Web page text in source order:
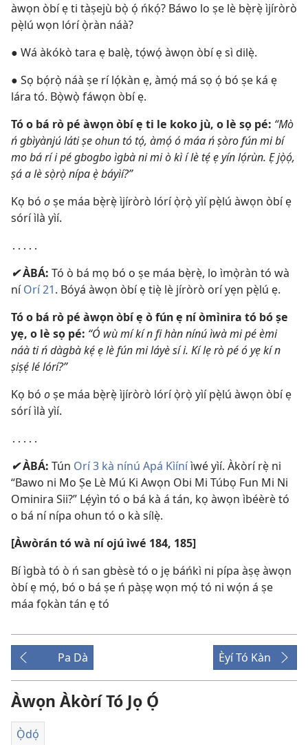
àwọn òbí ẹ ti tàṣejù bọ̀ ọ́ ńkọ́? Báwo lo ṣe lè bẹ̀rẹ̀ ìjíròrò
pẹ̀lú wọn lórí ọ̀ràn náà?
● Wá àkókò tara ẹ balẹ̀, tọ́wọ́ àwọn òbí ẹ sì dilẹ̀.
● Sọ bọ́rọ̀ náà ṣe rí lọ́kàn ẹ, àmọ́ má sọ ọ́ bó ṣe ká ẹ
lára tó. Bọ̀wọ̀ fáwọn òbí ẹ.
Tó o bá rò pé àwọn òbí ẹ ti le koko jù, o lè sọ pé: “Mò
ń gbìyànjú láti ṣe ohun tó tọ́, àmọ́ ó máa ń ṣòro fún mi bí
mo bá rí i pé gbogbo ìgbà ni mi ò kì í lè tẹ́ ẹ yín lọ́rùn. Ẹ jọ̀ọ́,
ṣá a lè sọ̀rọ̀ nípa ẹ̀ báyìí?”
Kọ bó oṣe máa bẹ̀rẹ̀ ìjíròrò lórí ọ̀rọ̀ yìí pẹ̀lú àwọn òbí ẹ
sórí ìlà yìí.
․․․․․
✔ÀBÁ: Tó ò bá mọ bó o ṣe máa bẹ̀rẹ̀, lo ìmọ̀ràn tó wà
níOrí 21. Bóyá àwọn òbí ẹ tiẹ̀ lè jíròrò orí yẹn pẹ̀lú ẹ.
Tó o bá rò pé àwọn òbí ẹ ò fún ẹ ní òmìnira tó bó ṣe
yẹ, o lè sọ pé: “Ó wù mí kí n fi hàn nínú ìwà mi pé èmi
náà ti ń dàgbà kẹ́ ẹ lè fún mi láyè sí i. Kí lẹ rò pé ó yẹ kí n
ṣiṣẹ́ lé lórí?”
Kọ bó oṣe máa bẹ̀rẹ̀ ìjíròrò lórí ọ̀rọ̀ yìí pẹ̀lú àwọn òbí ẹ
sórí ìlà yìí.
․․․․․
✔ÀBÁ: Tún Orí 3 kà nínú Apá Kìíníìwé yìí. Àkòrí rẹ̀ ni
“Bawo ni Mo Ṣe Lè Mú Ki Awọn Obi Mi Túbọ Fun Mi Ni
Ominira Sii?” Lẹ́yìn tó o bá kà á tán, kọ àwọn ìbéèrè tó
o bá ní nípa ohun tó o kà sílẹ̀.
[Àwòrán tó wà ní ojú ìwé 184, 185]
Bí ìgbà tó ò ń san gbèsè tó o jẹ báńkì ni pípa àṣẹ àwọn
òbí ẹ mọ́, bó o bá ṣe ń pàṣẹ wọn mọ́ tó ni wọ́n á ṣe
máa fọkàn tán ẹ tó
Pa Dà Èyí Tó Kàn
Àwọn Àkòrí Tó Jọ Ọ́
Ọ̀dọ́